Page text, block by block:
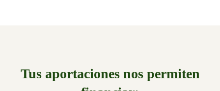
Tus aportaciones nos permiten